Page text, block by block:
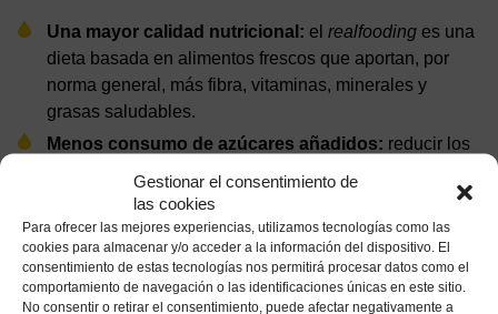
Gestionar el consentimiento de
las cookies
Para ofrecer las mejores experiencias, utilizamos tecnologías como las
cookies para almacenar y/o acceder a la información del dispositivo. El
consentimiento de estas tecnologías nos permitirá procesar datos como el
comportamiento de navegación o las identificaciones únicas en este sitio.
No consentir o retirar el consentimiento, puede afectar negativamente a
Una mayor calidad nutricional: el realfooding es una
dieta basada en alimentos frescos que aportan, por
norma general, más fibra, vitaminas, minerales y
grasas saludables.
Menos consumo de azúcares añadidos: reducir los
consumo de azúcares libres, grasas refinadas o
exceso de sal.
Más saciedad: los alimentos frescos y ricos en fibra
ayudan a mantener la sensación de saciedad durante
más tiempo.